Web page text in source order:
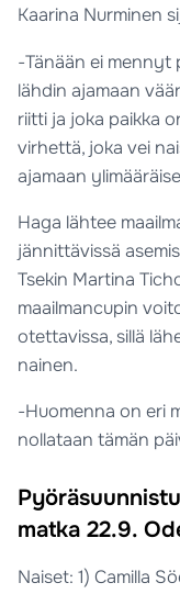
Kaarina Nurminen
-Tänään ei mennyt
lähdin ajamaan
riitti ja joka paikka
virhettä, joka vei
ajamaan
Haga lähtee
jännittävissä
Tsekin Martina
maailmancupin
otettavissa, sillä
nainen.
-Huomenna on eri
nollataan tämän
matka 22.9.
Naiset: 1) Camilla